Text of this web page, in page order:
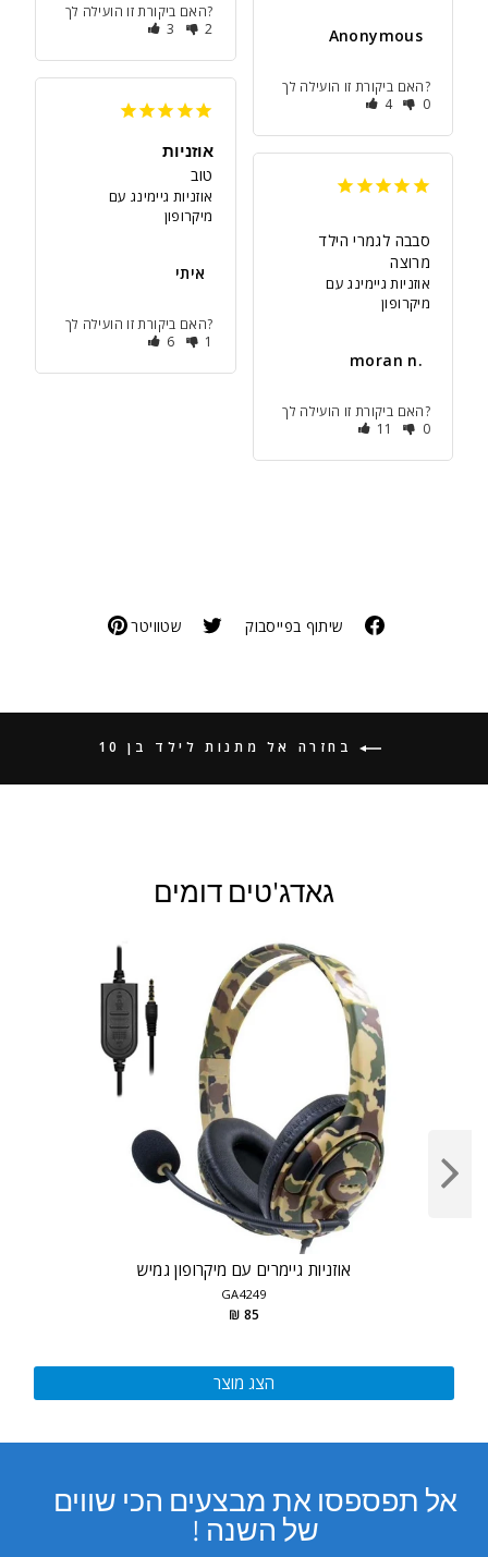
האם ביקורת זו הועילה לך?
3
2 Anonymous
האם ביקורת זו הועילה לך?
4
0
אוזניות
טוב
אוזניות גיימינג עם
מיקרופון
איתי
האם ביקורת זו הועילה לך?
6
1
סבבה לגמרי הילד
מרוצה
אוזניות גיימינג עם
מיקרופון
moran n.
האם ביקורת זו הועילה לך?
11
0
שיתוף בפייסבוק שטוויטר
בחזרה אל מתנות לילד בן 10
גאדג'טים דומים
אוזניות גיימרים עם מיקרופון גמיש
GA4249
85 ₪
הצג מוצר
אל תפספסו את מבצעים הכי שווים
של השנה !